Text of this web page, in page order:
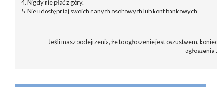
4. Nigdy nie płać z góry.
5. Nie udostępniaj swoich danych osobowych lub kont bankowych
Jeśli masz podejrzenia, że to ogłoszenie jest oszustwem,